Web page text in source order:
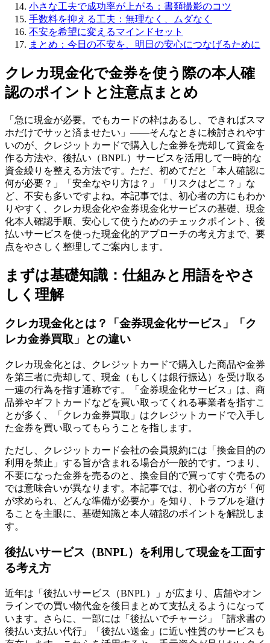
小さな工夫で成功率が上がる：書類撮影のコツ
手数料を抑える工夫：無理なく、ムダなく
不安を希望に変えるマインドセット
まとめ：今日の不安を、明日の安心につなげるために
クレカ現金化で金券を使う際の本人確
認のポイントと注意点まとめ
「急に現金が必要。でもカードの枠はあるし、できればスマ
ホだけでサッと済ませたい」——そんなときに検討されやす
いのが、クレジットカードで購入した金券を売却して資金を
作る方法や、後払い（BNPL）サービスを活用して一時的な
資金繰りを整える方法です。ただ、初めてだと「本人確認に
何が必要？」「安全なやり方は？」「リスクはどこ？」な
ど、不安も多いですよね。本記事では、初心者の方にもわか
りやすく、クレカ現金化や金券現金化サービスの基礎、現金
化本人確認手順、安心して使うためのチェックポイント、後
払いサービスを使った現金化的アプローチの考え方まで、要
点をやさしく整理してご案内します。
まずは基礎知識：仕組みと用語をやさ
しく理解
クレカ現金化とは？「金券現金化サービス」「ク
レカ金券買取」との違い
クレカ現金化とは、クレジットカードで購入した商品や金券
を第三者に売却して、現金（もしくは銀行振込）を受け取る
一連の行為を指す通称です。「金券現金化サービス」は、商
品券やギフトカードなどを買い取ってくれる事業者を指すこ
とが多く、「クレカ金券買取」はクレジットカードで入手し
た金券を買い取ってもらうことを指します。
ただし、クレジットカード会社の会員規約には「換金目的の
利用を禁止」する旨が含まれる場合が一般的です。つまり、
不要になった金券を売るのと、換金目的で買ってすぐ売るの
では意味合いが異なります。本記事では、初心者の方が「何
が求められ、どんな準備が必要か」を知り、トラブルを避け
ることを主眼に、基礎知識と本人確認のポイントを解説しま
す。
後払いサービス（BNPL）を利用して現金を工面す
る考え方
近年は「後払いサービス（BNPL）」が広まり、店舗やオン
ラインでの買い物代金を後日まとめて支払えるようになって
います。さらに、一部には「後払いでチャージ」「請求書の
後払い支払い代行」「後払い送金」に近い性質のサービスも